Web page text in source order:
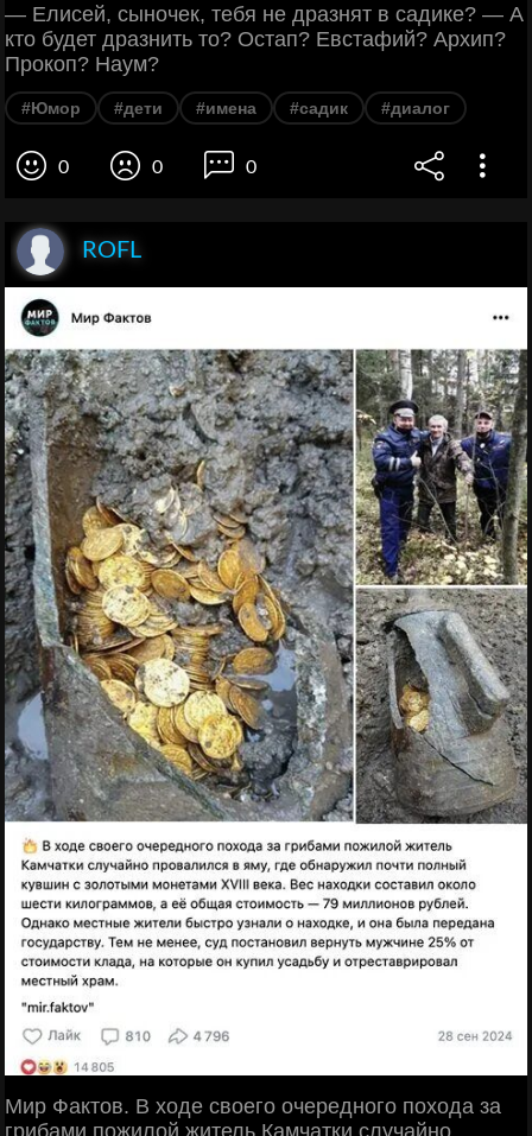
— Елисей, сыночек, тебя не дразнят в садике? — А
кто будет дразнить то? Остап? Евстафий? Архип?
Прокоп? Наум?
#Юмор #дети #имена #садик #диалог
0 0 0
ROFL
Мир Фактов. В ходе своего очередного похода за